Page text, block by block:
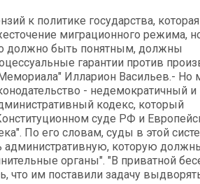
к политике государства, которая
миграционного режима,
должно быть понятным, должны
гарантии против
Илларион Васильев.-
- недемократичный и
кодекс, который
суде РФ и
По его словам, суды в этой
административную, которую
органы". "В приватной
что им поставили задачу